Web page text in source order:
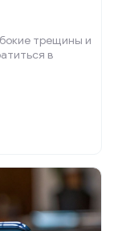
трещины и
в